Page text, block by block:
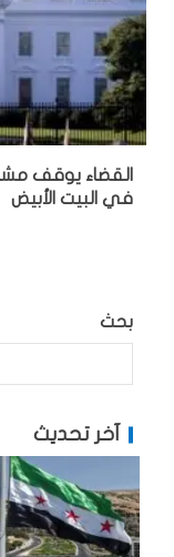
القضاء يوقف
في البيت الأبيض
بحث
آخر تحديث